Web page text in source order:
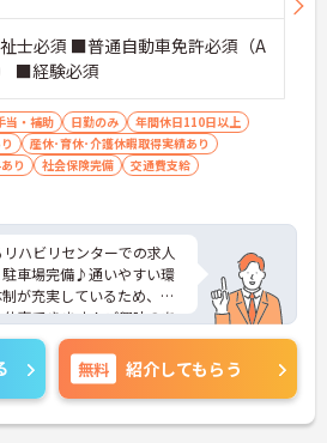
士必須 ■普通自動車免許必須（A
■経験必須
当・補助 日勤のみ
年間休日110日以上
産休･育休･介護休暇取得実績あり
り 社会保険完備
交通費支給
ハビリセンターでの求人
車場完備♪通いやすい環
が充実しているため、ス
事できます！ご興味のあ
トなど、さらに詳細をご
相談ください！
無料 紹介してもらう